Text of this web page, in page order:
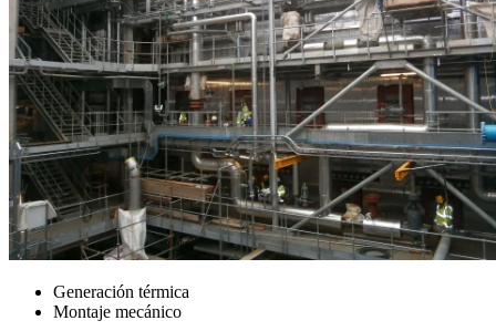
Generación térmica
Montaje mecánico